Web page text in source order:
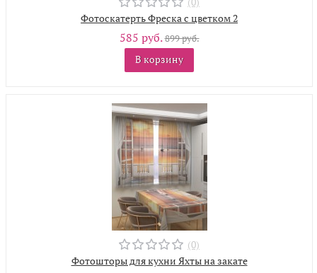
Фотоскатерть Фреска с цветком 2
585 руб.899 руб.
В корзину
(0)
Фотошторы для кухни Яхты на закате